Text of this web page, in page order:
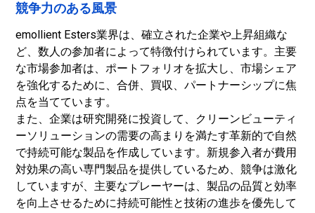
競争力のある風景
emollient Esters業界は、確立された企業や上昇組織な
ど、数人の参加者によって特徴付けられています。主要
な市場参加者は、ポートフォリオを拡大し、市場シェア
を強化するために、合併、買収、パートナーシップに焦
点を当てています。
また、企業は研究開発に投資して、クリーンビューティ
ーソリューションの需要の高まりを満たす革新的で自然
で持続可能な製品を作成しています。新規参入者が費用
対効果の高い専門製品を提供しているため、競争は激化
していますが、主要なプレーヤーは、製品の品質と効率
を向上させるために持続可能性と技術の進歩を優先して